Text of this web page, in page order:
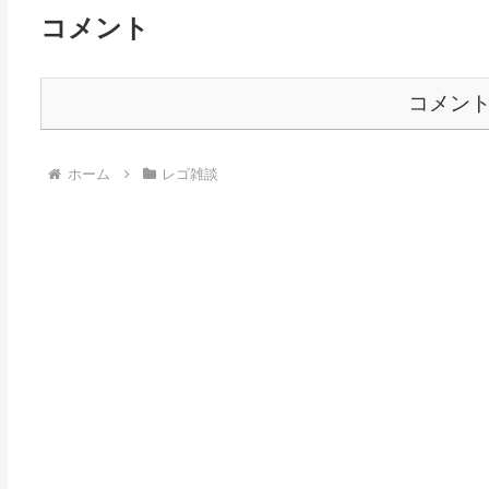
コメント
コメン
ホーム レゴ雑談